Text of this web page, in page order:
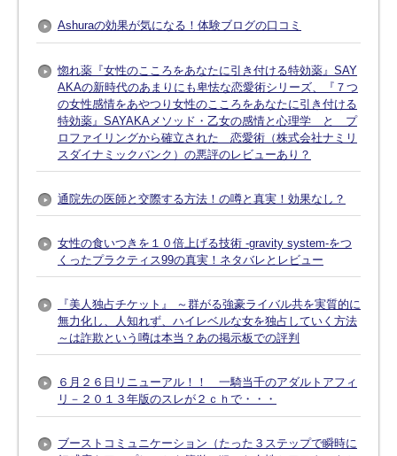
Ashuraの効果が気になる！体験ブログの口コミ
惚れ薬『女性のこころをあなたに引き付ける特効薬』SAY
AKAの新時代のあまりにも卑怯な恋愛術シリーズ、『７つ
の女性感情をあやつり女性のこころをあなたに引き付ける
特効薬』SAYAKAメソッド・乙女の感情と心理学 と プ
ロファイリングから確立された 恋愛術（株式会社ナミリ
スダイナミックバンク）の悪評のレビューあり？
通院先の医師と交際する方法！の噂と真実！効果なし？
女性の食いつきを１０倍上げる技術 -gravity system-をつ
くったプラクティス99の真実！ネタバレとレビュー
『美人独占チケット』 ～群がる強豪ライバル共を実質的に
無力化し、人知れず、ハイレベルな女を独占していく方法
～は詐欺という噂は本当？あの掲示板での評判
６月２６日リニューアル！！ 一騎当千のアダルトアフィ
リ－２０１３年版のスレが２ｃｈで・・・
ブーストコミュニケーション（たった３ステップで瞬時に